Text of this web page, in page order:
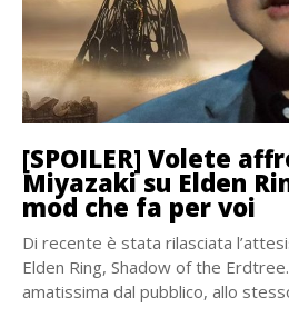
[SPOILER] Volete
Miyazaki su Elden
mod che fa per voi
Di recente è stata rilasciata
Elden Ring, Shadow of the
amatissima dal pubblico, allo